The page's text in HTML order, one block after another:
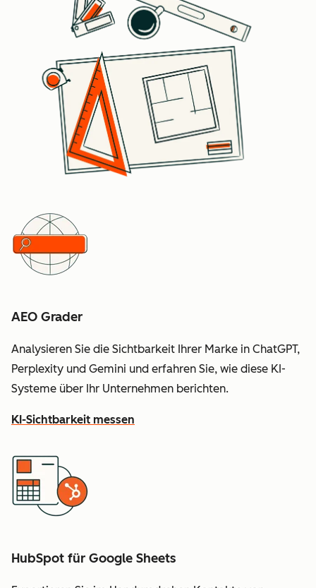
AEO Grader
Analysieren Sie die Sichtbarkeit Ihrer Marke in ChatGPT,
Perplexity und Gemini und erfahren Sie, wie diese KI-
Systeme über Ihr Unternehmen berichten.
KI-Sichtbarkeit messen
HubSpot für Google Sheets